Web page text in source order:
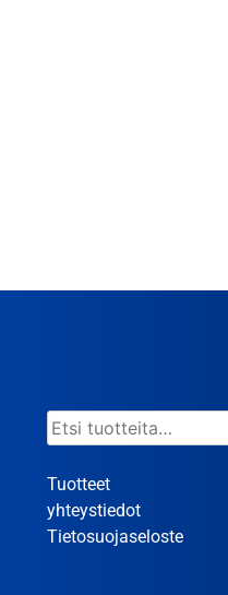
Etsi:
Tuotteet
yhteystiedot
Tietosuojaseloste